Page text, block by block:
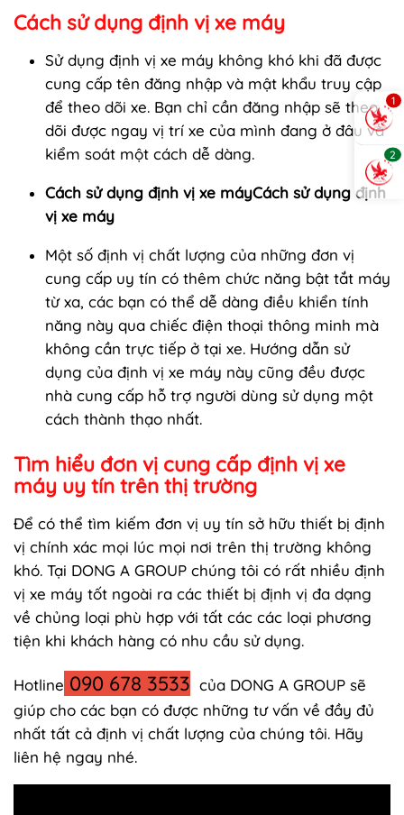
Cách sử dụng định vị xe máy
Sử dụng định vị xe máy không khó khi đã được
cung cấp tên đăng nhập và mật khẩu truy cập
để theo dõi xe. Bạn chỉ cần đăng nhập sẽ theo
dõi được ngay vị trí xe của mình đang ở đâu và
kiểm soát một cách dễ dàng.
Cách sử dụng định vị xe máyCách sử dụng định
vị xe máy
Một số định vị chất lượng của những đơn vị
cung cấp uy tín có thêm chức năng bật tắt máy
từ xa, các bạn có thể dễ dàng điều khiển tính
năng này qua chiếc điện thoại thông minh mà
không cần trực tiếp ở tại xe. Hướng dẫn sử
dụng của định vị xe máy này cũng đều được
nhà cung cấp hỗ trợ người dùng sử dụng một
cách thành thạo nhất.
Tìm hiểu đơn vị cung cấp định vị xe
máy uy tín trên thị trường
Để có thể tìm kiếm đơn vị uy tín sở hữu thiết bị định
vị chính xác mọi lúc mọi nơi trên thị trường không
khó. Tại DONG A GROUP chúng tôi có rất nhiều định
vị xe máy tốt ngoài ra các thiết bị định vị đa dạng
về chủng loại phù hợp với tất các các loại phương
tiện khi khách hàng có nhu cầu sử dụng.
Hotline 090 678 3533 của DONG A GROUP sẽ
giúp cho các bạn có được những tư vấn về đầy đủ
nhất tất cả định vị chất lượng của chúng tôi. Hãy
liên hệ ngay nhé.
1
2